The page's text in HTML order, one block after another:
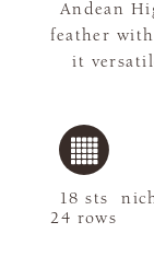
Andean
feather
it
18 sts
24 rows